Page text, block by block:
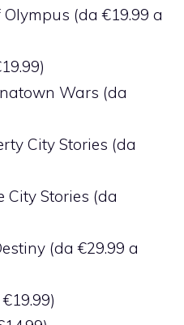
(da €19.99 a
Wars (da
City Stories (da
City Stories (da
(da €29.99 a